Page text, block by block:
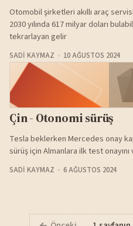
Otomobil şirketleri akıllı araç
2030 yılında 617 milyar doları
tekrarlayan gelir
SADI KAYMAZ 10 AĞUSTOS 2024
Çin - Otonomi sürüş
Tesla beklerken Mercedes onay
sürüş için Almanlara ilk test
SADI KAYMAZ 6 AĞUSTOS 2024